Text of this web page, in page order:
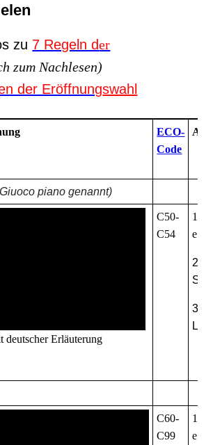
zu 7 Regeln der
zum Nachlesen)
der Eröffnungswahl
ECO-
Code
Giuoco piano genannt)
deutscher Erläuterung
C50-
C54
1.
e5
2.
3.
C60-
C99
1.
e5